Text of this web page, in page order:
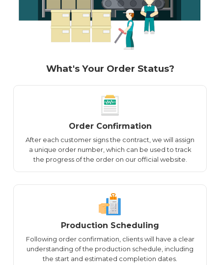
What's Your Order Status?
Order Confirmation
After each customer signs the contract, we will assign
a unique order number, which can be used to track
the progress of the order on our official website.
Production Scheduling
Following order confirmation, clients will have a clear
understanding of the production schedule, including
the start and estimated completion dates.